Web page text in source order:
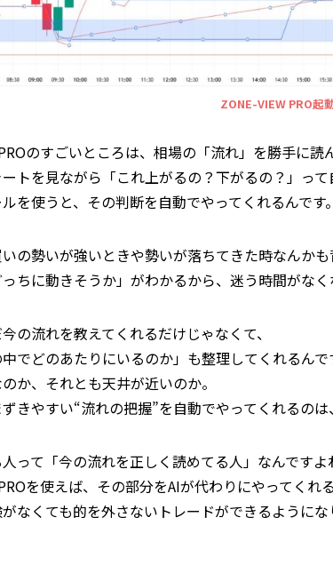
ZONE-VIEW PRO起
のすごいところは、相場の「流れ」を勝手に読
トを見ながら「これ上がるの？下がるの？」って
を使うと、その判断を自動でやってくれるんです。
の勢いが強いときや勢いが落ちてきた時なんか
ちに動きそうか」がわかるから、迷う時間がなく
の流れを教えてくれるだけじゃなくて、
中でどのあたりにいるのか」も整理してくれるんで
か、それとも天井が近いのか。
きやすい“流れの把握”を自動でやってくれるのは
って「今の流れを正しく読めてる人」なんですよ
を使えば、その部分をAIが代わりにやってくれる
なくても的を外さないトレードができるようにな